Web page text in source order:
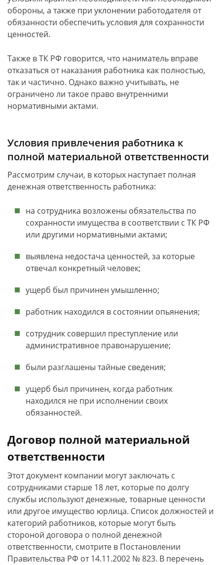
обороны, а также при уклонении работодателя от
обязанности обеспечить условия для сохранности
ценностей.
Также в ТК РФ говорится, что наниматель вправе
отказаться от наказания работника как полностью,
так и частично. Однако важно учитывать, не
ограничено ли такое право внутренними
нормативными актами.
Условия привлечения работника к
полной материальной ответственности
Рассмотрим случаи, в которых наступает полная
денежная ответственность работника:
на сотрудника возложены обязательства по
сохранности имущества в соответствии с ТК РФ
или другими нормативными актами;
выявлена недостача ценностей, за которые
отвечал конкретный человек;
ущерб был причинен умышленно;
работник находился в состоянии опьянения;
сотрудник совершил преступление или
административное правонарушение;
были разглашены тайные сведения;
ущерб был причинен, когда работник
находился не при исполнении своих
обязанностей.
Договор полной материальной
ответственности
Этот документ компании могут заключать с
сотрудниками старше 18 лет, которые по долгу
службы используют денежные, товарные ценности
или другое имущество юрлица. Список должностей и
категорий работников, которые могут быть
стороной договора о полной денежной
ответственности, смотрите в Постановлении
Правительства РФ от 14.11.2002 № 823. В перечень